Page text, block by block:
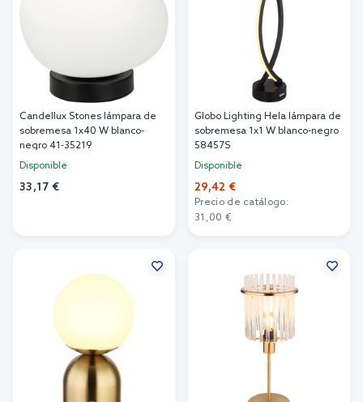
Candellux Stones lámpara de
sobremesa 1x40 W blanco-
negro 41-35219
Disponible
33,17 €
Globo Lighting Hela lámpara de
sobremesa 1x1 W blanco-negro
58457S
Disponible
29,42 €
Precio de catálogo:
31,00 €